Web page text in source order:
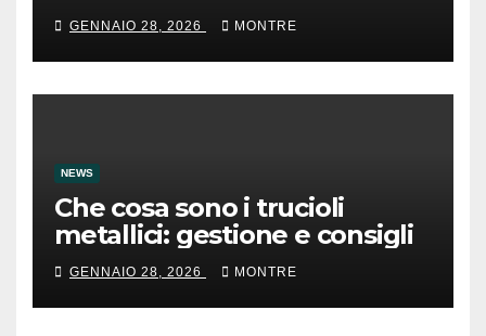
GENNAIO 28, 2026 MONTRE
NEWS
Che cosa sono i trucioli
metallici: gestione e consigli
GENNAIO 28, 2026 MONTRE